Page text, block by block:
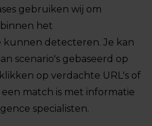
gebruiken wij om
het
kunnen detecteren. Je kan
scenario's gebaseerd op
op verdachte URL's of
match is met informatie
specialisten.